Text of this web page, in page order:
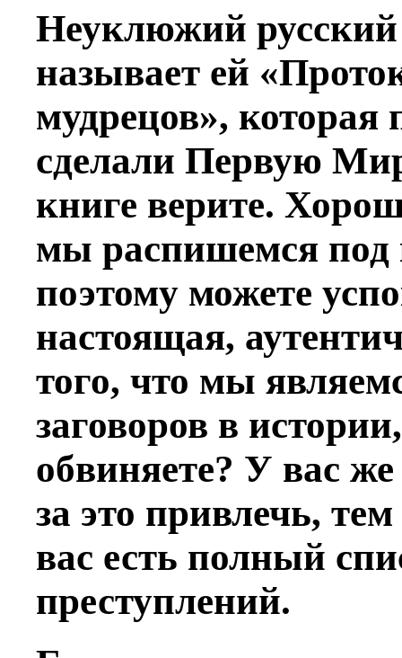
Неуклюжий
называет ей
мудрецов»,
сделали Первую
книге верите.
мы распишемся под
поэтому можете
настоящая,
того, что мы
заговоров в
обвиняете? У вас
за это привлечь,
вас есть полный
преступлений.